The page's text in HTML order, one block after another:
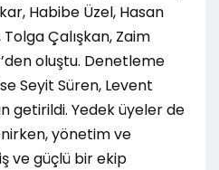
Habibe Üzel, Hasan
Tolga Çalışkan, Zaim
oluştu. Denetleme
Seyit Süren, Levent
getirildi. Yedek üyeler de
yönetim ve
ve güçlü bir ekip